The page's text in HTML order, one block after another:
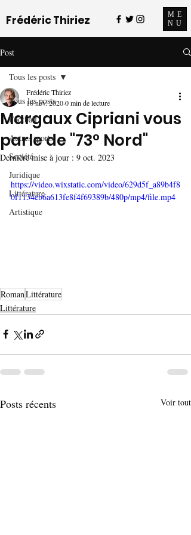
Frédéric Thiriez
ME
NU
Post
Tous les posts
Football
Autres sports
Société
Juridique
Littérature
Artistique
Tous les posts
Margaux Cipriani vous
parle de "73° Nord"
Frédéric Thiriez
10 nov. 20200 min de lecture
Dernière mise à jour : 9 oct. 2023
https://video.wixstatic.com/video/629d5f_a89b4f8
0f1134eb6a613fe8f4f69389b/480p/mp4/file.mp4
RomanLittérature
Littérature
Posts récents Voir tout